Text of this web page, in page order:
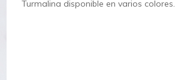
Turmalina disponible en varios colores.